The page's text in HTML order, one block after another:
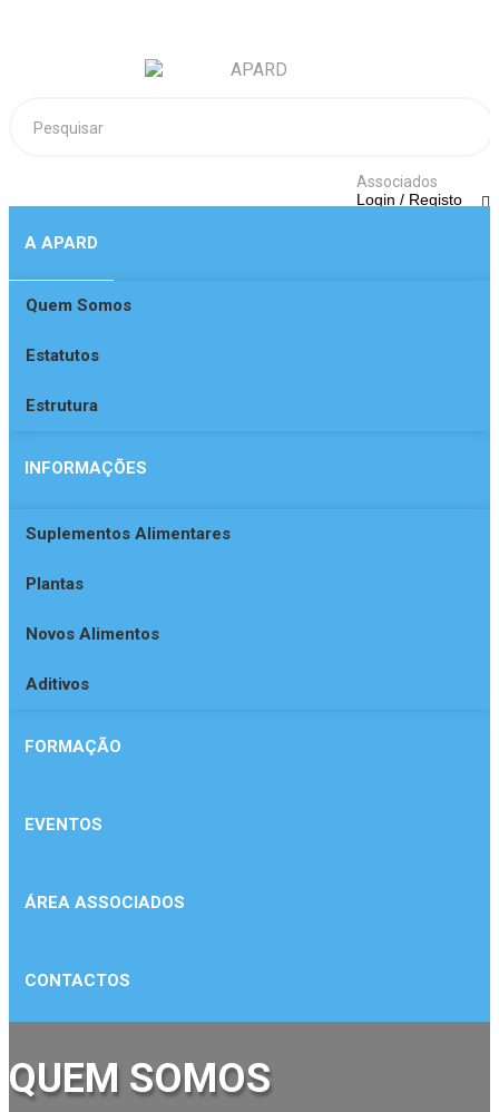
Associados
Login / Registo
A APARD
Quem Somos
Estatutos
Estrutura
INFORMAÇÕES
Suplementos Alimentares
Plantas
Novos Alimentos
Aditivos
FORMAÇÃO
EVENTOS
ÁREA ASSOCIADOS
CONTACTOS
QUEM SOMOS